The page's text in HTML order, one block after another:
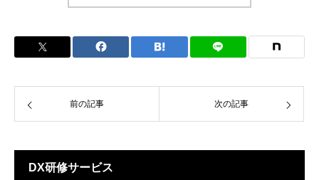
前の記事 次の記事
DX研修サービス